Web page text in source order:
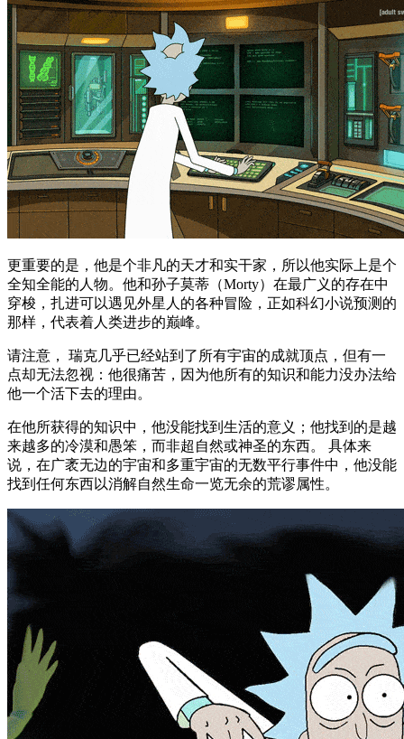
更重要的是，他是个非凡的天才和实干家，所以他实际上是个
全知全能的人物。他和孙子莫蒂（Morty）在最广义的存在中
穿梭，扎进可以遇见外星人的各种冒险，正如科幻小说预测的
那样，代表着人类进步的巅峰。
请注意， 瑞克几乎已经站到了所有宇宙的成就顶点，但有一
点却无法忽视：他很痛苦，因为他所有的知识和能力没办法给
他一个活下去的理由。
在他所获得的知识中，他没能找到生活的意义；他找到的是越
来越多的冷漠和愚笨，而非超自然或神圣的东西。 具体来
说，在广袤无边的宇宙和多重宇宙的无数平行事件中，他没能
找到任何东西以消解自然生命一览无余的荒谬属性。